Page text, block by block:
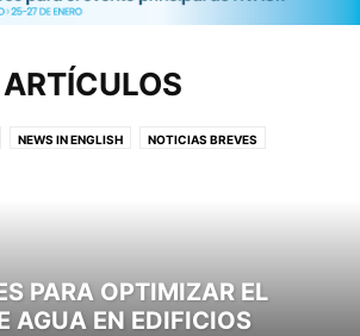
ARTÍCULOS
NEWS IN ENGLISH NOTICIAS BREVES
PARA OPTIMIZAR EL
AGUA EN EDIFICIOS